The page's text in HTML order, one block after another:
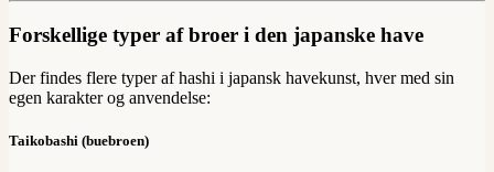
Forskellige typer af broer i den japanske have
Der findes flere typer af hashi i japansk havekunst, hver med sin
egen karakter og anvendelse:
Taikobashi (buebroen)